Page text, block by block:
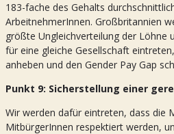
183-fache des Gehalts
ArbeitnehmerInnen. Großbritannien
größte Ungleichverteilung der Löhne
für eine gleiche Gesellschaft
anheben und den Gender Pay Gap
Punkt 9: Sicherstellung einer
Wir werden dafür eintreten, dass die
MitbürgerInnen respektiert werden,